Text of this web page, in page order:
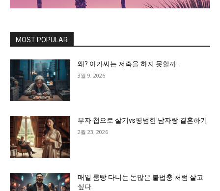
MOST POPULAR
왜? 아가씨는 저축을 하지 못할까.
3월 9, 2026
부자 첩으로 살기vs평범한 남자랑 결혼하기
2월 23, 2026
매일 룸빵 다니는 돈많은 불법충 처럼 살고
싶다.